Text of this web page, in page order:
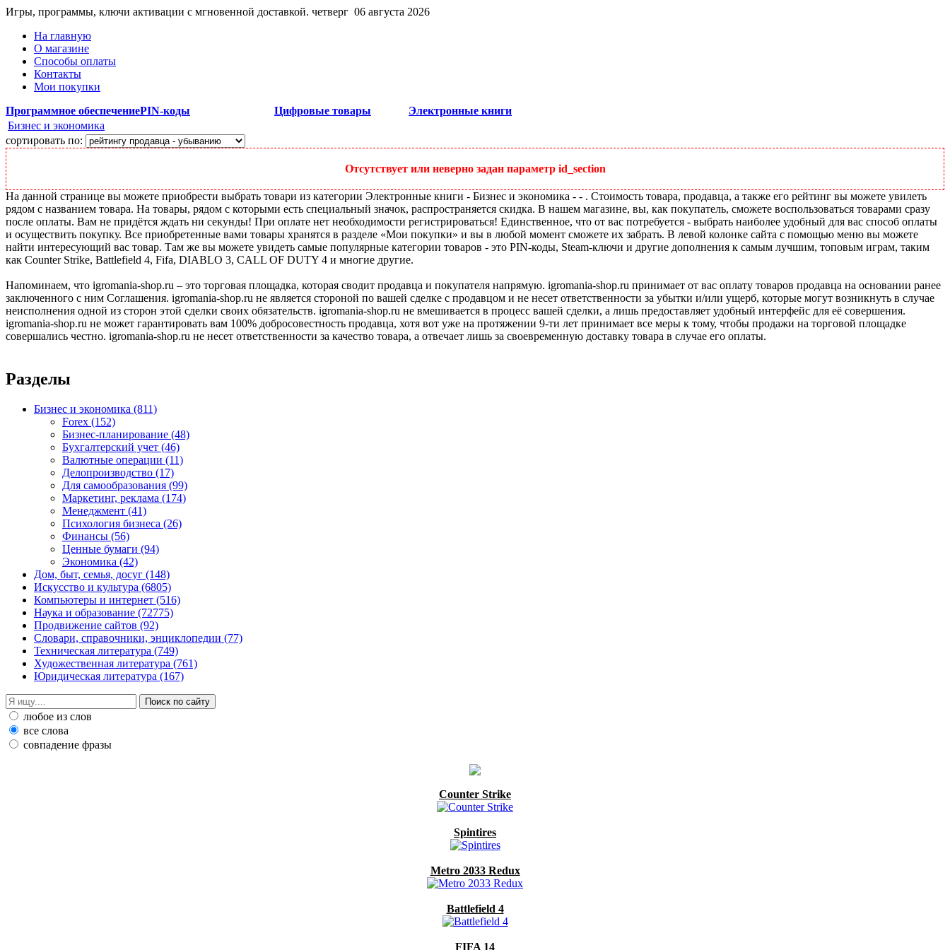
Игры, программы, ключи активации с мгновенной доставкой. четверг 06 августа 2026
На главную
О магазине
Способы оплаты
Контакты
Мои покупки
Программное обеспечениеPIN-коды Цифровые товары
Электронные книги
Бизнес и экономика
сортировать по:
Отсутствует или неверно задан параметр id_section
На данной странице вы можете приобрести выбрать товари из категории Электронные книги - Бизнес и экономика - - . Стоимость товара, продавца, а также его рейтинг вы можете увилеть
рядом с названием товара. На товары, рядом с которыми есть специальный значок, распространяется скидка. В нашем магазине, вы, как покупатель, сможете воспользоваться товарами сразу
после оплаты. Вам не придётся ждать ни секунды! При оплате нет необходимости регистрироваться! Единственное, что от вас потребуется - выбрать наиболее удобный для вас способ оплаты
и осуществить покупку. Все приобретенные вами товары хранятся в разделе «Мои покупки» и вы в любой момент сможете их забрать. В левой колонке сайта с помощью меню вы можете
найти интересующий вас товар. Там же вы можете увидеть самые популярные категории товаров - это PIN-коды, Steam-ключи и другие дополнения к самым лучшим, топовым играм, таким
как Counter Strike, Battlefield 4, Fifa, DIABLO 3, CALL OF DUTY 4 и многие другие.
Напоминаем, что igromania-shop.ru – это торговая площадка, которая сводит продавца и покупателя напрямую. igromania-shop.ru принимает от вас оплату товаров продавца на основании ранее
заключенного с ним Соглашения. igromania-shop.ru не является стороной по вашей сделке с продавцом и не несет ответственности за убытки и/или ущерб, которые могут возникнуть в случае
неисполнения одной из сторон этой сделки своих обязательств. igromania-shop.ru не вмешивается в процесс вашей сделки, а лишь предоставляет удобный интерфейс для её совершения.
igromania-shop.ru не может гарантировать вам 100% добросовестность продавца, хотя вот уже на протяжении 9-ти лет принимает все меры к тому, чтобы продажи на торговой площадке
совершались честно. igromania-shop.ru не несет ответственности за качество товара, а отвечает лишь за своевременную доставку товара в случае его оплаты.
Разделы
Бизнес и экономика (811)
Forex (152)
Бизнес-планирование (48)
Бухгалтерский учет (46)
Валютные операции (11)
Делопроизводство (17)
Для самообразования (99)
Маркетинг, реклама (174)
Менеджмент (41)
Психология бизнеса (26)
Финансы (56)
Ценные бумаги (94)
Экономика (42)
Дом, быт, семья, досуг (148)
Искусство и культура (6805)
Компьютеры и интернет (516)
Наука и образование (72775)
Продвижение сайтов (92)
Словари, справочники, энциклопедии (77)
Техническая литература (749)
Художественная литература (761)
Юридическая литература (167)
любое из слов
все слова
совпадение фразы
Counter Strike
Spintires
Metro 2033 Redux
Battlefield 4
FIFA 14